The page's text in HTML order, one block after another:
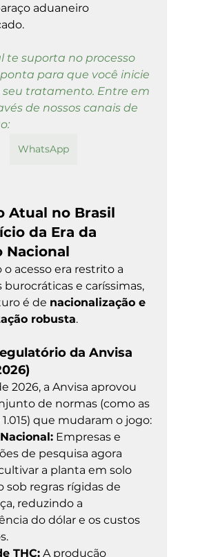
aduaneiro
te suporta no processo
para que você inicie
tratamento. Entre em
de nossos canais de
WhatsApp
Atual no Brasil
da Era da
Nacional
o acesso era restrito a
e caríssimas,
é de nacionalização e
robusta.
da Anvisa
2026, a Anvisa aprovou
de normas (como as
1.015) que mudaram o jogo:
Empresas e
de pesquisa agora
a planta em solo
sob regras rígidas de
reduzindo a
do dólar e os custos
THC: A produção